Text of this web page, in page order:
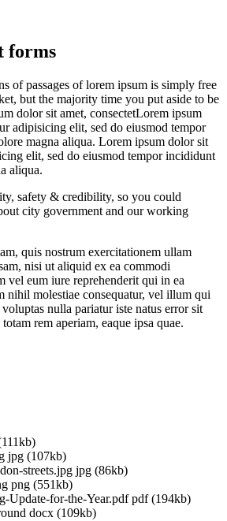
forms
of passages of lorem ipsum is simply free
but the majority time you put aside to be
dolor sit amet, consectetLorem ipsum
adipisicing elit, sed do eiusmod tempor
magna aliqua. Lorem ipsum dolor sit
elit, sed do eiusmod tempor incididunt
aliqua.
safety & credibility, so you could
city government and our working
quis nostrum exercitationem ullam
nisi ut aliquid ex ea commodi
vel eum iure reprehenderit qui in ea
nihil molestiae consequatur, vel illum qui
nulla pariatur iste natus error sit
rem aperiam, eaque ipsa quae.
jpg (107kb)
streets.jpg jpg (86kb)
png (551kb)
Update-for-the-Year.pdfpdf(194kb)
docx (109kb)